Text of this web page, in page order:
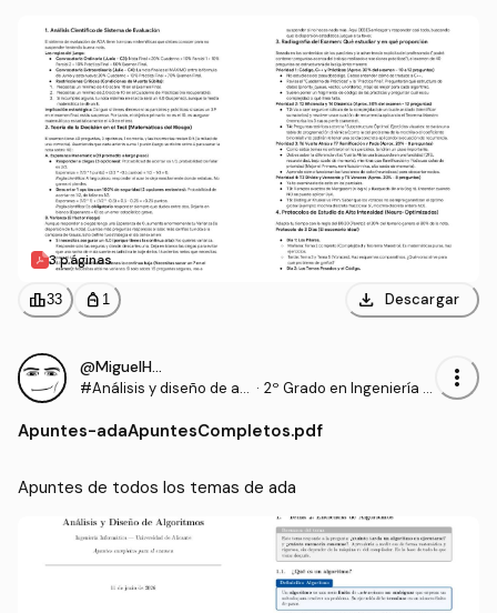
3 páginas
leaderboard33 personal_bag 1 download Descargar
@MiguelHonda
#Análisis y diseño de al
· 2º Grado en Ingeniería In
more_vert
Apuntes-adaApuntesCompletos.pdf
Apuntes de todos los temas de ada